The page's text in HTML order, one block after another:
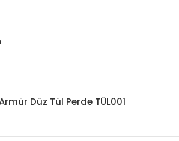
Düz Tül Perde TÜL001